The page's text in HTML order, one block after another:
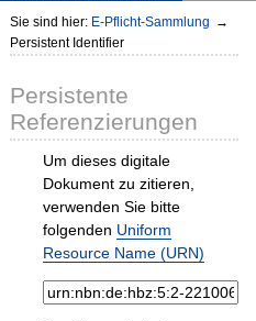
Sie sind hier: E-Pflicht-Sammlung →
Persistent Identifier
Persistente
Referenzierungen
Um dieses digitale
Dokument zu zitieren,
verwenden Sie bitte
folgenden Uniform
Resource Name (URN)